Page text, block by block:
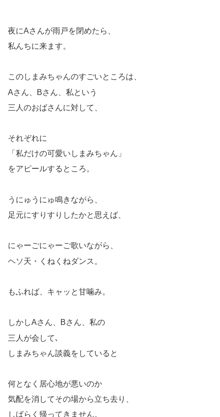
夜にAさんが雨戸を閉めたら、
私んちに来ます。
このしまみちゃんのすごいところは、
Aさん、Bさん、私という
三人のおばさんに対して、
それぞれに
「私だけの可愛いしまみちゃん」
をアピールするところ。
うにゅうにゅ鳴きながら、
足元にすりすりしたかと思えば、
にゃーごにゃーご歌いながら、
ヘソ天・くねくねダンス。
もふれば、キャッと甘噛み。
しかしAさん、Bさん、私の
三人が会して､
しまみちゃん談義をしていると
何となく居心地が悪いのか
気配を消してその場から立ち去り、
しばらく帰ってきません。